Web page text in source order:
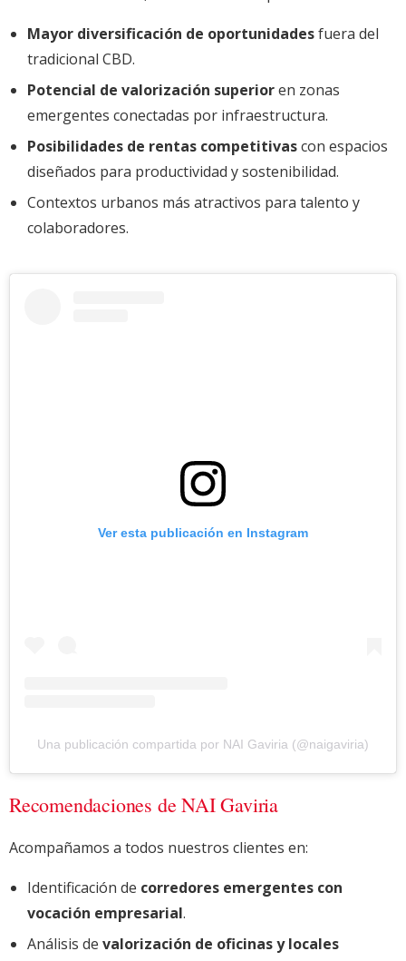
Mayor diversificación de oportunidadesfuera del
tradicional CBD.
Potencial de valorización superioren zonas
emergentes conectadas por infraestructura.
Posibilidades de rentas competitivascon espacios
diseñados para productividad y sostenibilidad.
Contextos urbanos más atractivos para talento y
colaboradores.
Ver esta publicación en Instagram
Una publicación compartida por NAI Gaviria (@naigaviria)
Recomendaciones de NAI Gaviria
Acompañamos a todos nuestros clientes en:
Identificación de corredores emergentes con
vocación empresarial.
Análisis de valorización de oficinas y locales